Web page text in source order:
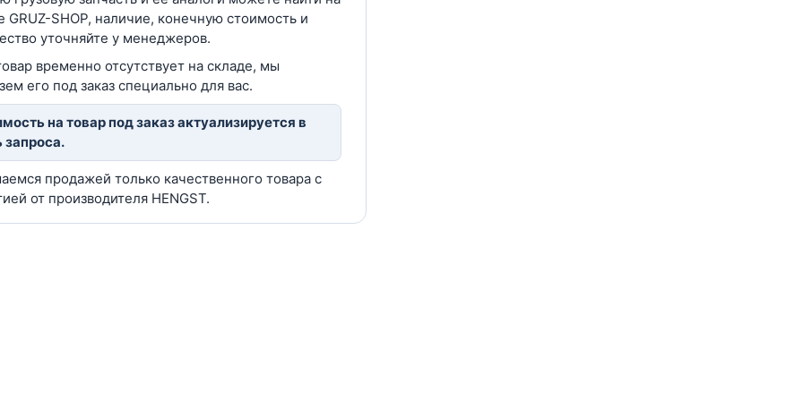
GRUZ-SHOP, наличие, конечную стоимость и
уточняйте у менеджеров.
временно отсутствует на складе, мы
его под заказ специально для вас.
на товар под заказ актуализируется в
запроса.
продажей только качественного товара с
от производителя HENGST.